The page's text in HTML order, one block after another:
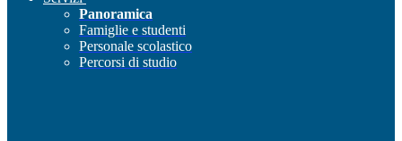
Panoramica
Famiglie e studenti
Personale scolastico
Percorsi di studio